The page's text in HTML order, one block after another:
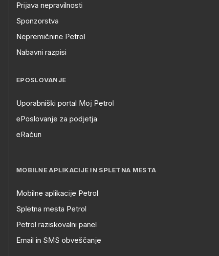
Prijava nepravilnosti
Sponzorstva
Nepremičnine Petrol
Nabavni razpisi
EPOSLOVANJE
Uporabniški portal Moj Petrol
ePoslovanje za podjetja
eRačun
MOBILNE APLIKACIJE IN SPLETNA MESTA
Mobilne aplikacije Petrol
Spletna mesta Petrol
Petrol raziskovalni panel
Email in SMS obveščanje